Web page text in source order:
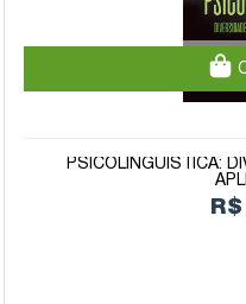
PSICOLINGUÍSTICA: